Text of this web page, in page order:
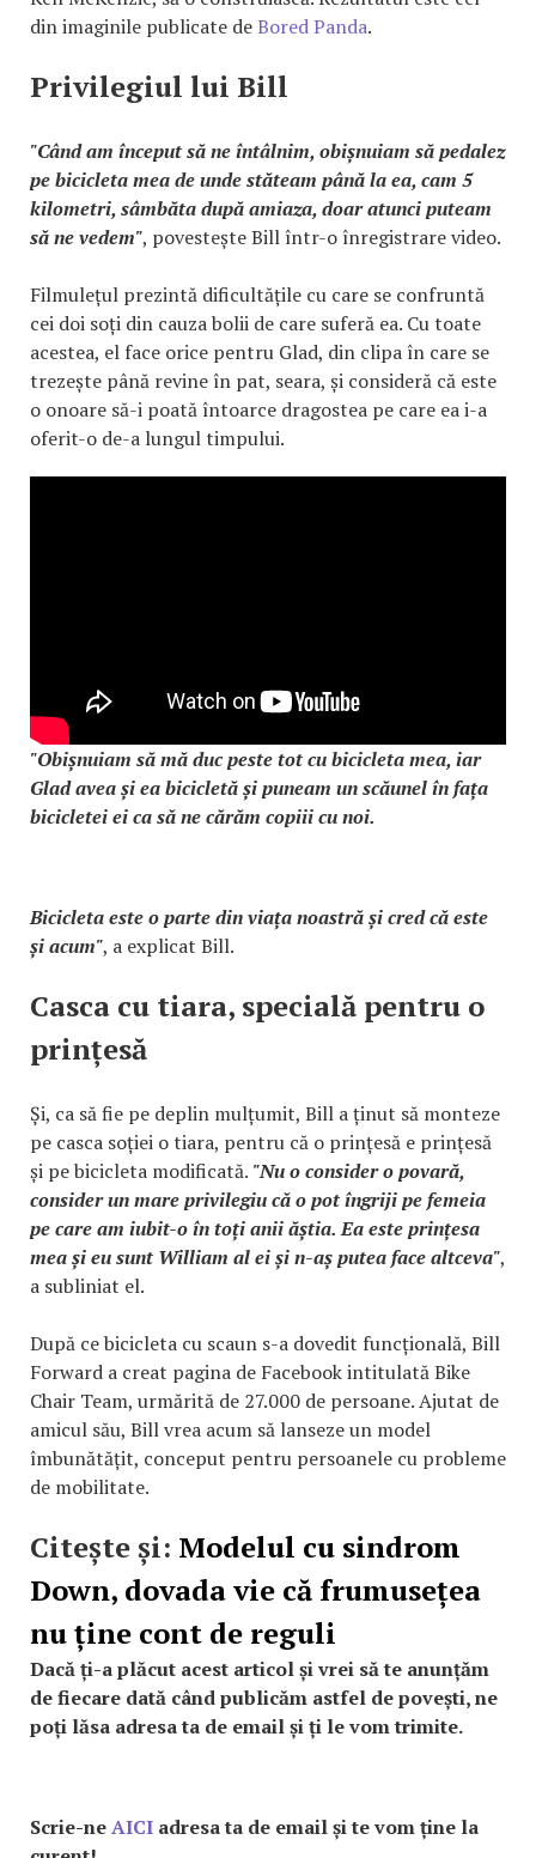
din imaginile publicate deBored Panda.
Privilegiul lui Bill
"Când am început să ne întâlnim, obișnuiam să pedalez
pe bicicleta mea de unde stăteam până la ea, cam 5
kilometri, sâmbăta după amiaza, doar atunci puteam
să ne vedem", povestește Bill într-o înregistrare video.
Filmulețul prezintă dificultățile cu care se confruntă
cei doi soți din cauza bolii de care suferă ea. Cu toate
acestea, el face orice pentru Glad, din clipa în care se
trezește până revine în pat, seara, și consideră că este
o onoare să-i poată întoarce dragostea pe care ea i-a
oferit-o de-a lungul timpului.
"Obișnuiam să mă duc peste tot cu bicicleta mea, iar
Glad avea și ea bicicletă și puneam un scăunel în fața
bicicletei ei ca să ne cărăm copiii cu noi.
Bicicleta este o parte din viața noastră și cred că este
și acum", a explicat Bill.
Casca cu tiara, specială pentru o
prințesă
Și, ca să fie pe deplin mulțumit, Bill a ținut să monteze
pe casca soției o tiara, pentru că o prințesă e prințesă
și pe bicicleta modificată. "Nu o consider o povară,
consider un mare privilegiu că o pot îngriji pe femeia
pe care am iubit-o în toți anii ăștia. Ea este prințesa
mea și eu sunt William al ei și n-aș putea face altceva",
a subliniat el.
După ce bicicleta cu scaun s-a dovedit funcțională, Bill
Forward a creat pagina de Facebook intitulată Bike
Chair Team, urmărită de 27.000 de persoane. Ajutat de
amicul său, Bill vrea acum să lanseze un model
îmbunătățit, conceput pentru persoanele cu probleme
de mobilitate.
Citește și: Modelul cu sindrom
Down, dovada vie că frumusețea
nu ține cont de reguli
Dacă ți-a plăcut acest articol și vrei să te anunțăm
de fiecare dată când publicăm astfel de povești, ne
poți lăsa adresa ta de email și ți le vom trimite.
Scrie-neAICI adresa ta de email și te vom ține la